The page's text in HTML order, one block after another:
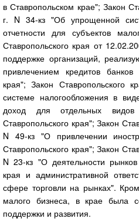
в Ставропольском крае"; Закон
г. N 34-кз "Об упрощенной
отчетности для субъектов
Ставропольского края от
поддержке организаций,
привлечением кредитов банков
края"; Закон
системе налогообложения в
доход для отдельных видов
Ставропольского края"; Закон
N 49-кз "О привлечении
Ставропольского края"; Закон
N 23-кз "О деятельности
края и административной
сфере торговли на рынках".
малого бизнеса, в крае была
поддержки и развития.